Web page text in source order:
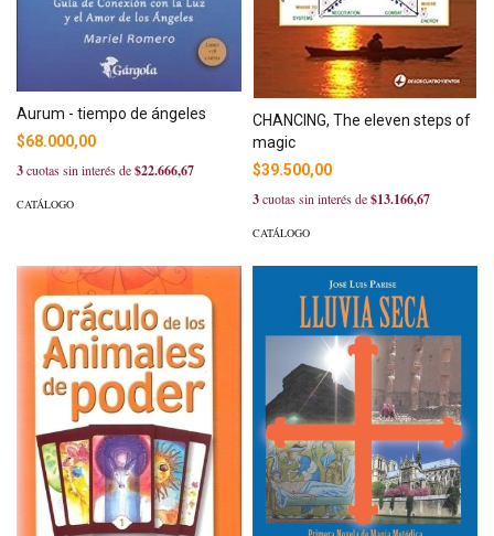
Aurum - tiempo de ángeles
$68.000,00
3cuotas sin interés de$22.666,67
CATÁLOGO
CHANCING, The eleven steps of
magic
$39.500,00
3cuotas sin interés de$13.166,67
CATÁLOGO